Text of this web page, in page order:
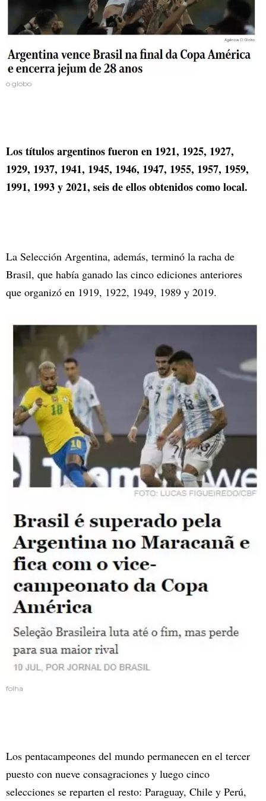
o globo
Los títulos argentinos fueron en 1921, 1925, 1927,
1929, 1937, 1941, 1945, 1946, 1947, 1955, 1957, 1959,
1991, 1993 y 2021, seis de ellos obtenidos como local.
La Selección Argentina, además, terminó la racha de
Brasil, que había ganado las cinco ediciones anteriores
que organizó en 1919, 1922, 1949, 1989 y 2019.
folha
Los pentacampeones del mundo permanecen en el tercer
puesto con nueve consagraciones y luego cinco
selecciones se reparten el resto: Paraguay, Chile y Perú,